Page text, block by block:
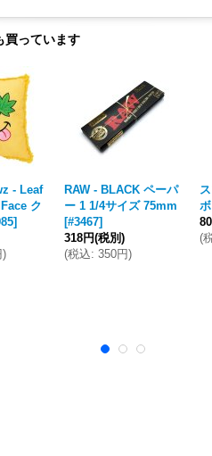
買っています
- Leaf
ク
]
)
RAW - BLACK ペーパ
ー 1 1/4サイズ 75mm
[#3467]
318円(税別)
(税込: 350円)
(